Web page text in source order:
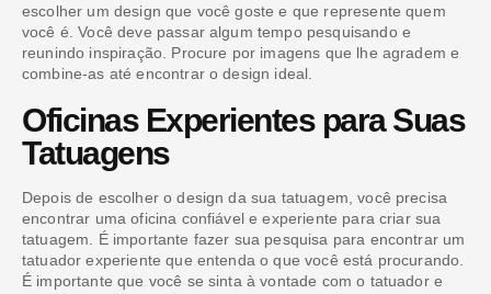
escolher um design que você goste e que represente quem
você é. Você deve passar algum tempo pesquisando e
reunindo inspiração. Procure por imagens que lhe agradem e
combine-as até encontrar o design ideal.
Oficinas Experientes para Suas
Tatuagens
Depois de escolher o design da sua tatuagem, você precisa
encontrar uma oficina confiável e experiente para criar sua
tatuagem. É importante fazer sua pesquisa para encontrar um
tatuador experiente que entenda o que você está procurando.
É importante que você se sinta à vontade com o tatuador e